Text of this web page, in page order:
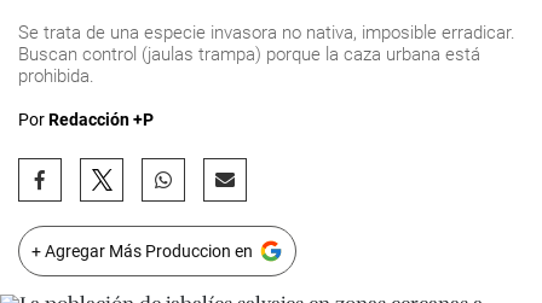
Se trata de una especie invasora no nativa, imposible erradicar.
Buscan control (jaulas trampa) porque la caza urbana está
prohibida.
PorRedacción +P
+ Agregar Más Produccion en